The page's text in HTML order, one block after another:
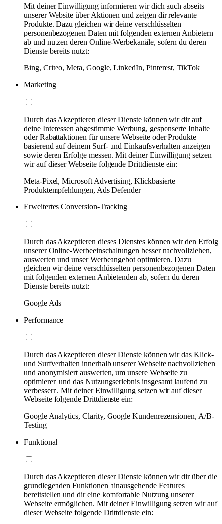
Mit deiner Einwilligung informieren wir dich auch abseits
unserer Website über Aktionen und zeigen dir relevante
Produkte. Dazu gleichen wir deine verschlüsselten
personenbezogenen Daten mit folgenden externen Anbietern
ab und nutzen deren Online-Werbekanäle, sofern du deren
Dienste bereits nutzt:
Bing, Criteo, Meta, Google, LinkedIn, Pinterest, TikTok
Marketing
Durch das Akzeptieren dieser Dienste können wir dir auf
deine Interessen abgestimmte Werbung, gesponserte Inhalte
oder Rabattaktionen für unsere Webseite oder Produkte
basierend auf deinem Surf- und Einkaufsverhalten anzeigen
sowie deren Erfolge messen. Mit deiner Einwilligung setzen
wir auf dieser Webseite folgende Drittdienste ein:
Meta-Pixel, Microsoft Advertising, Klickbasierte
Produktempfehlungen, Ads Defender
Erweitertes Conversion-Tracking
Durch das Akzeptieren dieses Dienstes können wir den Erfolg
unserer Online-Werbeeinschaltungen besser nachvollziehen,
auswerten und unser Werbeangebot optimieren. Dazu
gleichen wir deine verschlüsselten personenbezogenen Daten
mit folgenden externen Anbietenden ab, sofern du deren
Dienste bereits nutzt:
Google Ads
Performance
Durch das Akzeptieren dieser Dienste können wir das Klick-
und Surfverhalten innerhalb unserer Webseite nachvollziehen
und anonymisiert auswerten, um unsere Webseite zu
optimieren und das Nutzungserlebnis insgesamt laufend zu
verbessern. Mit deiner Einwilligung setzen wir auf dieser
Webseite folgende Drittdienste ein:
Google Analytics, Clarity, Google Kundenrezensionen, A/B-
Testing
Funktional
Durch das Akzeptieren dieser Dienste können wir dir über die
grundlegenden Funktionen hinausgehende Features
bereitstellen und dir eine komfortable Nutzung unserer
Webseite ermöglichen. Mit deiner Einwilligung setzen wir auf
dieser Webseite folgende Drittdienste ein: